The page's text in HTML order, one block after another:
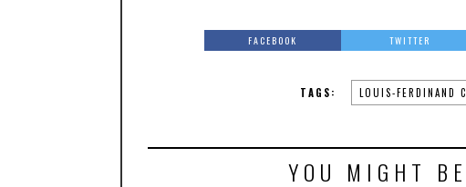
FACEBOOK TWITTER
TAGS: LOUIS-FERDINAND
YOU MIGHT